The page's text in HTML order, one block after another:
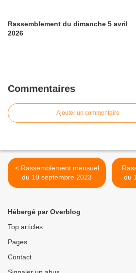
Rassemblement du dimanche 5 avril
2026
Commentaires
Ajouter un commentaire
< Rassemblement mensuel
du 10 septembre 2023
Hébergé par Overblog
Top articles
Pages
Contact